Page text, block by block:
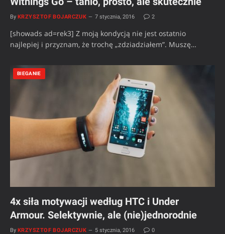
By KRZYSZTOF BOJARCZUK 7 stycznia, 2016 2
[showads ad=rek3] Z moją kondycją nie jest ostatnio
najlepiej i przyznam, że trochę „zdziadziałem”. Muszę…
BIEGANIE
4x siła motywacji według HTC i Under
Armour. Selektywnie, ale (nie)jednorodnie
By KRZYSZTOF BOJARCZUK 5 stycznia, 2016 0